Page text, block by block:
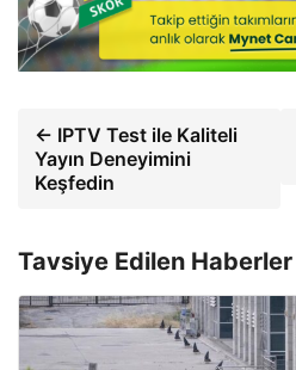
← IPTV Test ile Kaliteli
Yayın Deneyimini
Keşfedin
Tavsiye Edilen Haberler